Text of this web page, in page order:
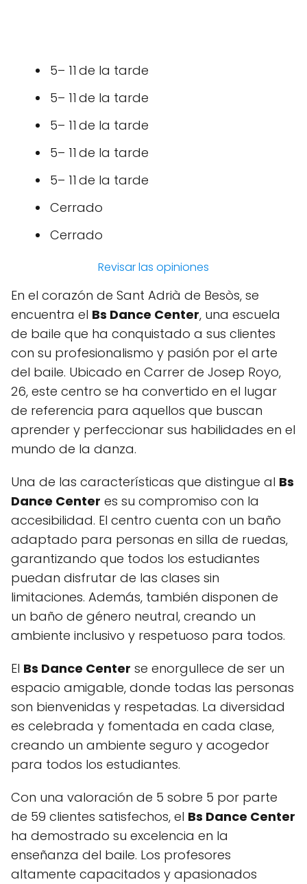
5– 11 de la tarde
5– 11 de la tarde
5– 11 de la tarde
5– 11 de la tarde
5– 11 de la tarde
Cerrado
Cerrado
Revisar las opiniones
En el corazón de Sant Adrià de Besòs, se
encuentra el Bs Dance Center, una escuela
de baile que ha conquistado a sus clientes
con su profesionalismo y pasión por el arte
del baile. Ubicado en Carrer de Josep Royo,
26, este centro se ha convertido en el lugar
de referencia para aquellos que buscan
aprender y perfeccionar sus habilidades en el
mundo de la danza.
Una de las características que distingue al Bs
Dance Center es su compromiso con la
accesibilidad. El centro cuenta con un baño
adaptado para personas en silla de ruedas,
garantizando que todos los estudiantes
puedan disfrutar de las clases sin
limitaciones. Además, también disponen de
un baño de género neutral, creando un
ambiente inclusivo y respetuoso para todos.
El Bs Dance Center se enorgullece de ser un
espacio amigable, donde todas las personas
son bienvenidas y respetadas. La diversidad
es celebrada y fomentada en cada clase,
creando un ambiente seguro y acogedor
para todos los estudiantes.
Con una valoración de 5 sobre 5 por parte
de 59 clientes satisfechos, el Bs Dance Center
ha demostrado su excelencia en la
enseñanza del baile. Los profesores
altamente capacitados y apasionados